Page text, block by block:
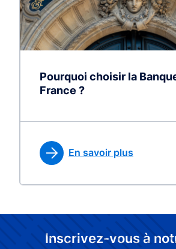
Pourquoi choisir la
France ?
En savoir plus
Inscrivez-vous à